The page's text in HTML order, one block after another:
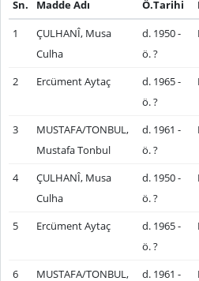
Sn. Madde Adı
Ö.Tarihi
1
ÇULHANÎ, Musa
Culha
d. 1950 -
ö. ?
2 Ercüment Aytaç
d. 1965 -
ö. ?
3
MUSTAFA/TONBUL,
Mustafa Tonbul
d. 1961 -
ö. ?
4
ÇULHANÎ, Musa
Culha
d. 1950 -
ö. ?
5 Ercüment Aytaç
d. 1965 -
ö. ?
6
MUSTAFA/TONBUL,
d. 1961 -